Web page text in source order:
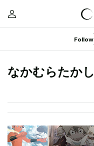
Follow
なかむらたかし